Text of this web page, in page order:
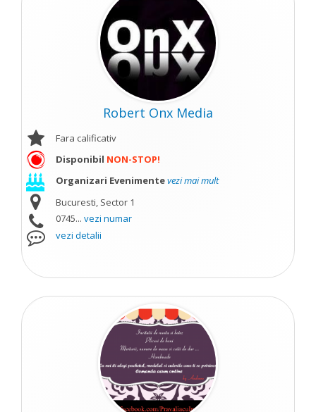
Robert Onx Media
Fara calificativ
Disponibil NON-STOP!
Organizari Evenimentevezi mai mult
Bucuresti, Sector 1
0745... vezi numar
vezi detalii